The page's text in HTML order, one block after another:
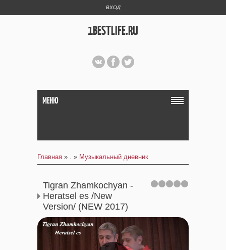
ВХОД
1BESTLIFE.RU
МЕНЮ
Главная » . » Музыкальный дневник
Tigran Zhamkochyan -
Heratsel es /New
Version/ (NEW 2017)